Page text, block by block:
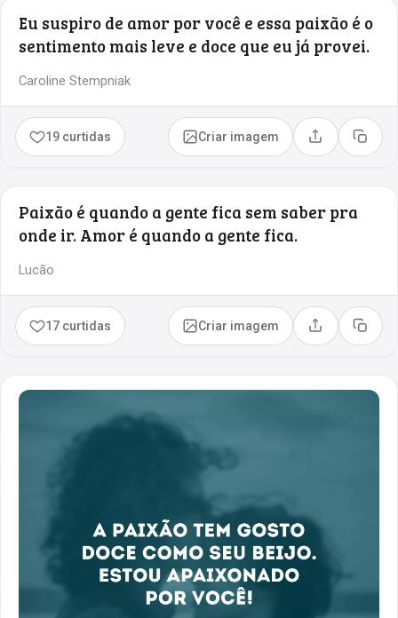
Eu suspiro de amor por você e essa paixão é o
sentimento mais leve e doce que eu já provei.
Caroline Stempniak
19 curtidas Criar imagem Compartilhar
Copiar
Paixão é quando a gente fica sem saber pra
onde ir. Amor é quando a gente fica.
Lucão
17 curtidas Criar imagem Compartilhar
Copiar